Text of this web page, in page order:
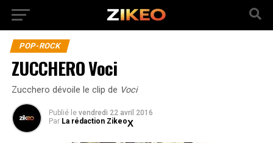
POP-ROCK
ZUCCHERO Voci
Zucchero dévoile le clip de Voci
Publié le vendredi 22 avril 2016
Par La rédaction Zikeo